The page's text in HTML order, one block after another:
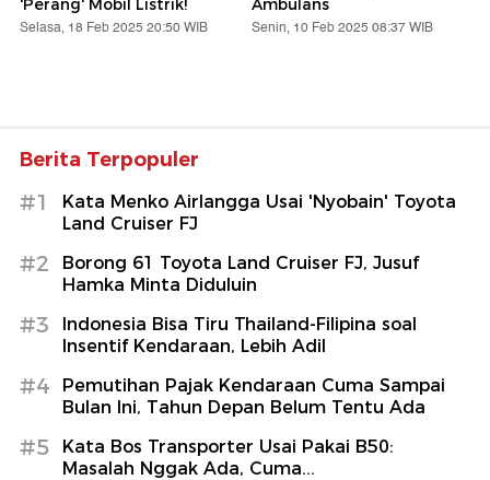
Selasa, 18 Feb 2025 20:50 WIB Senin, 10 Feb 2025 08:37 WIB
Berita Terpopuler
#1
Kata Menko Airlangga Usai 'Nyobain' Toyota
Land Cruiser FJ
#2
Borong 61 Toyota Land Cruiser FJ, Jusuf
Hamka Minta Diduluin
#3
Indonesia Bisa Tiru Thailand-Filipina soal
Insentif Kendaraan, Lebih Adil
#4
Pemutihan Pajak Kendaraan Cuma Sampai
Bulan Ini, Tahun Depan Belum Tentu Ada
#5
Kata Bos Transporter Usai Pakai B50:
Masalah Nggak Ada, Cuma...